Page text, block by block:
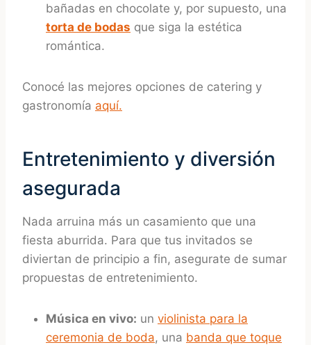
bañadas en chocolate y, por supuesto, una
torta de bodas que siga la estética
romántica.
Conocé las mejores opciones de catering y
gastronomía aquí.
Entretenimiento y diversión
asegurada
Nada arruina más un casamiento que una
fiesta aburrida. Para que tus invitados se
diviertan de principio a fin, asegurate de sumar
propuestas de entretenimiento.
Música en vivo: un violinista para la
ceremonia de boda, una banda que toque